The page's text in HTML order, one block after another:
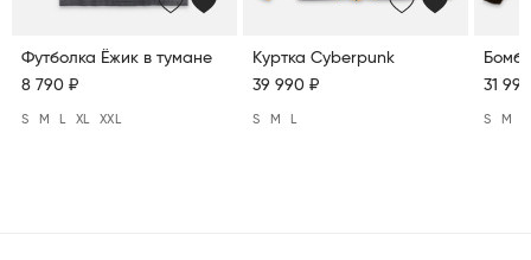
Футболка Ёжик в тумане
8 790 ₽
S M XL XXL
Куртка Cyberpunk
39 990 ₽
S M
31
S M